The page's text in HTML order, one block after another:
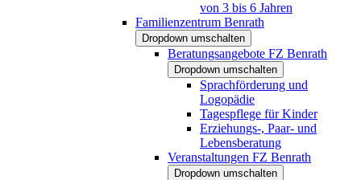
von 3 bis 6 Jahren
Familienzentrum Benrath
Dropdown umschalten
Beratungsangebote FZ Benrath
Dropdown umschalten
Sprachförderung und
Logopädie
Tagespflege für Kinder
Erziehungs-, Paar- und
Lebensberatung
Veranstaltungen FZ Benrath
Dropdown umschalten